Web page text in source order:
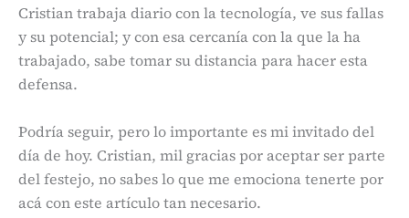
Cristian trabaja diario con la tecnología, ve sus fallas
y su potencial; y con esa cercanía con la que la ha
trabajado, sabe tomar su distancia para hacer esta
defensa.
Podría seguir, pero lo importante es mi invitado del
día de hoy. Cristian, mil gracias por aceptar ser parte
del festejo, no sabes lo que me emociona tenerte por
acá con este artículo tan necesario.